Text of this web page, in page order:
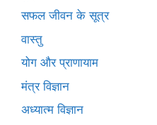
सफल जीवन के सूत्र
वास्तु
योग और प्राणायाम
मंत्र विज्ञान
अध्यात्म विज्ञान